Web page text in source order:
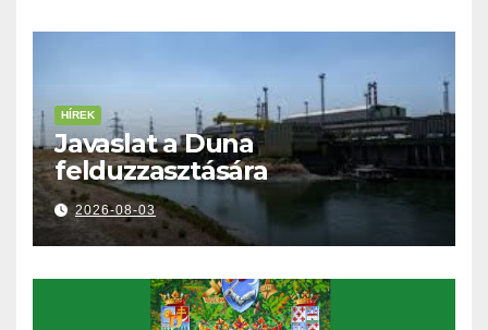
HÍREK
Javaslat a Duna
felduzzasztására
2026-08-03